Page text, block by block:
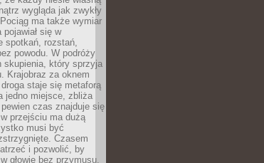
wygląda jak zwykły
ma także wymiar
się w
spotkań, rozstań,
powodu. W podróży
skupienia, który sprzyja
Krajobraz za oknem
staje się metaforą
jedno miejsce, zbliża
czas znajduje się
przejściu ma dużą
musi być
Czasem
i pozwolić, by
głowie bez przymusu.